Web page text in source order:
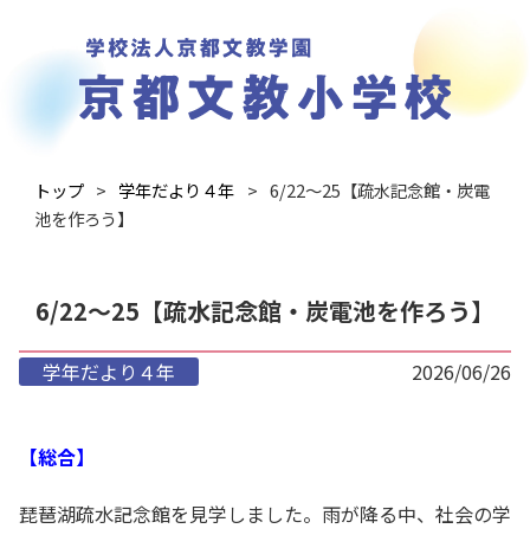
トップ 学年だより４年
6/22～25【疏水記念館・炭電
池を作ろう】
6/22～25【疏水記念館・炭電池を作ろう】
学年だより４年 2026/06/26
【総合】
琵琶湖疏水記念館を見学しました。雨が降る中、社会の学